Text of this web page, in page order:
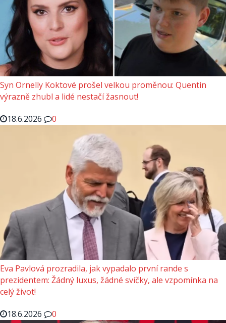
Syn Ornelly Koktové prošel velkou proměnou: Quentin
výrazně zhubl a lidé nestačí žasnout!
18.6.2026
0
Eva Pavlová prozradila, jak vypadalo první rande s
prezidentem: Žádný luxus, žádné svíčky, ale vzpomínka na
celý život!
18.6.2026
0